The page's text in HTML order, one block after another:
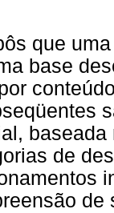
que
base
de
de